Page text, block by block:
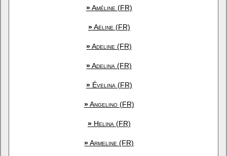
»Améline (FR)
»Aëline (FR)
»Adeline (FR)
»Adelina (FR)
»Évelina (FR)
»Angelino (FR)
»Helina (FR)
»Armeline (FR)